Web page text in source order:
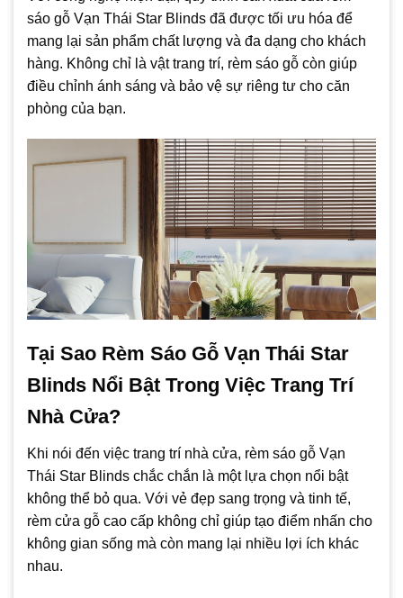
sáo gỗ Vạn Thái Star Blinds đã được tối ưu hóa để
mang lại sản phẩm chất lượng và đa dạng cho khách
hàng. Không chỉ là vật trang trí, rèm sáo gỗ còn giúp
điều chỉnh ánh sáng và bảo vệ sự riêng tư cho căn
phòng của bạn.
Tại Sao Rèm Sáo Gỗ Vạn Thái Star
Blinds Nổi Bật Trong Việc Trang Trí
Nhà Cửa?
Khi nói đến việc trang trí nhà cửa, rèm sáo gỗ Vạn
Thái Star Blinds chắc chắn là một lựa chọn nổi bật
không thể bỏ qua. Với vẻ đẹp sang trọng và tinh tế,
rèm cửa gỗ cao cấp không chỉ giúp tạo điểm nhấn cho
không gian sống mà còn mang lại nhiều lợi ích khác
nhau.